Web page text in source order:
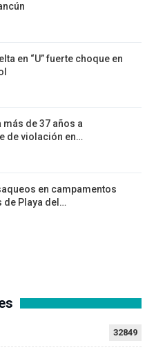
en “U” fuerte choque en
más de 37 años a
de violación en…
en campamentos
Playa del…
32849